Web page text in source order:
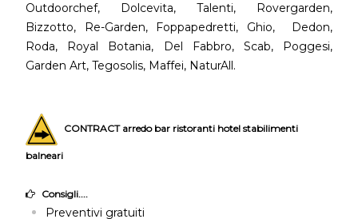
Outdoorchef, Dolcevita, Talenti, Rovergarden,
Bizzotto, Re-Garden, Foppapedretti, Ghio, Dedon,
Roda, Royal Botania, Del Fabbro, Scab, Poggesi,
Garden Art, Tegosolis, Maffei, NaturAll.
CONTRACT arredo bar ristoranti hotel stabilimenti
balneari
Consigli....
Preventivi gratuiti